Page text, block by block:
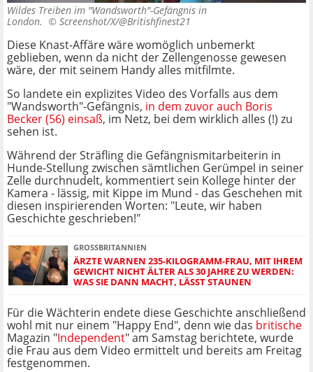
Wildes Treiben im "Wandsworth"-Gefängnis in
London. © Screenshot/X/@Britishfinest21
Diese Knast-Affäre wäre womöglich unbemerkt
geblieben, wenn da nicht der Zellengenosse gewesen
wäre, der mit seinem Handy alles mitfilmte.
So landete ein explizites Video des Vorfalls aus dem
"Wandsworth"-Gefängnis, in dem zuvor auch Boris
Becker (56) einsaß, im Netz, bei dem wirklich alles (!) zu
sehen ist.
Während der Sträfling die Gefängnismitarbeiterin in
Hunde-Stellung zwischen sämtlichen Gerümpel in seiner
Zelle durchnudelt, kommentiert sein Kollege hinter der
Kamera - lässig, mit Kippe im Mund - das Geschehen mit
diesen inspirierenden Worten: "Leute, wir haben
Geschichte geschrieben!"
GROSSBRITANNIEN
ÄRZTE WARNEN 235-KILOGRAMM-FRAU, MIT IHREM
GEWICHT NICHT ÄLTER ALS 30 JAHRE ZU WERDEN:
WAS SIE DANN MACHT, LÄSST STAUNEN
Für die Wächterin endete diese Geschichte anschließend
wohl mit nur einem "Happy End", denn wie das britische
Magazin "Independent" am Samstag berichtete, wurde
die Frau aus dem Video ermittelt und bereits am Freitag
festgenommen.